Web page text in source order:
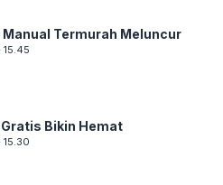
Manual Termurah Meluncur
Bikin Hemat